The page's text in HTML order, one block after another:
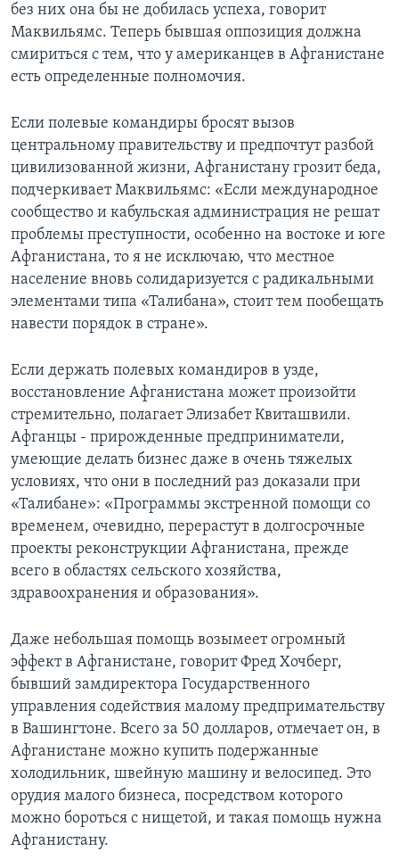
без них она бы не добилась успеха, говорит
Маквильямс. Теперь бывшая оппозиция должна
смириться с тем, что у американцев в Афганистане
есть определенные полномочия.
Если полевые командиры бросят вызов
центральному правительству и предпочтут разбой
цивилизованной жизни, Афганистану грозит беда,
подчеркивает Маквильямс: «Если международное
сообщество и кабульская администрация не решат
проблемы преступности, особенно на востоке и юге
Афганистана, то я не исключаю, что местное
население вновь солидаризуется с радикальными
элементами типа «Талибана», стоит тем пообещать
навести порядок в стране».
Если держать полевых командиров в узде,
восстановление Афганистана может произойти
стремительно, полагает Элизабет Квиташвили.
Афганцы - прирожденные предприниматели,
умеющие делать бизнес даже в очень тяжелых
условиях, что они в последний раз доказали при
«Талибане»: «Программы экстренной помощи со
временем, очевидно, перерастут в долгосрочные
проекты реконструкции Афганистана, прежде
всего в областях сельского хозяйства,
здравоохранения и образования».
Даже небольшая помощь возымеет огромный
эффект в Афганистане, говорит Фред Хочберг,
бывший замдиректора Государственного
управления содействия малому предпримательству
в Вашингтоне. Всего за 50 долларов, отмечает он, в
Афганистане можно купить подержанные
холодильник, швейную машину и велосипед. Это
орудия малого бизнеса, посредством которого
можно бороться с нищетой, и такая помощь нужна
Афганистану.